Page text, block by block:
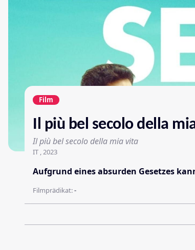
Film
Il più bel secolo della
Il più bel secolo della mia vita
IT , 2023
Aufgrund eines absurden Gesetzes
Filmprädikat:-